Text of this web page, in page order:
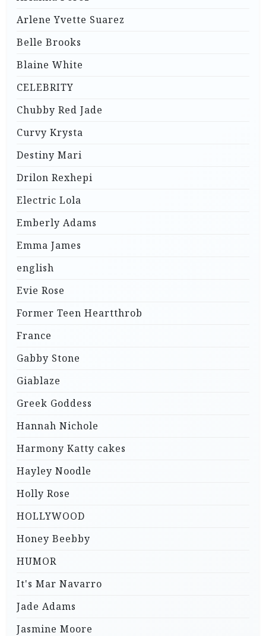
Arlene Yvette Suarez
Belle Brooks
Blaine White
CELEBRITY
Chubby Red Jade
Curvy Krysta
Destiny Mari
Drilon Rexhepi
Electric Lola
Emberly Adams
Emma James
english
Evie Rose
Former Teen Heartthrob
France
Gabby Stone
Giablaze
Greek Goddess
Hannah Nichole
Harmony Katty cakes
Hayley Noodle
Holly Rose
HOLLYWOOD
Honey Beebby
HUMOR
It's Mar Navarro
Jade Adams
Jasmine Moore